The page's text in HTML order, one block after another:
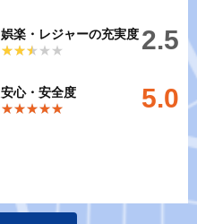
娯楽・レジャーの充実度
★★★★★
★★★★★ 2.5
安心・安全度
★★★★★
★★★★★ 5.0